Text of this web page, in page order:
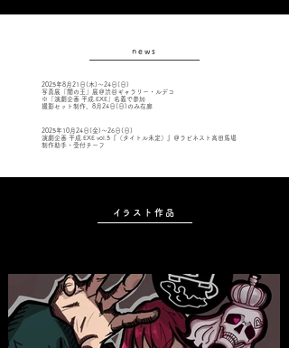
​news
2025年8月21日(木)～24日(日)
写真展「闇の王」展＠渋谷ギャラリー・ルデコ
※「演劇企画 平成.EXE」名義で参加
撮影セット制作、8月24日(日)のみ在廊
2025年10月24日(金)～26日(日)
演劇企画 平成.EXE vol.5『（タイトル未定）』＠ラビネスト高田馬場
制作助手・受付チーフ​
​イラスト作品